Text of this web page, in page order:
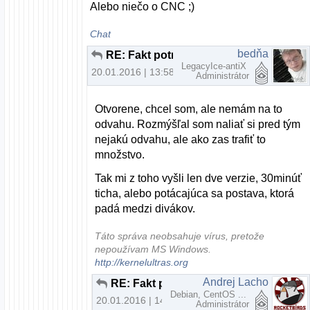
Alebo niečo o CNC ;)
Chat
20.01.2016 | 13:58
bedňa
LegacyIce-antiX
Administrátor
Otvorene, chcel som, ale nemám na to
odvahu. Rozmýšľal som naliať si pred tým
nejakú odvahu, ale ako zas trafiť to
množstvo.
Tak mi z toho vyšli len dve verzie, 30minúť
ticha, alebo potácajúca sa postava, ktorá
padá medzi divákov.
Táto správa neobsahuje vírus, pretože
nepoužívam MS Windows.
http://kernelultras.org
20.01.2016 | 14:22
Andrej Lacho
Debian, CentOS ...
Administrátor